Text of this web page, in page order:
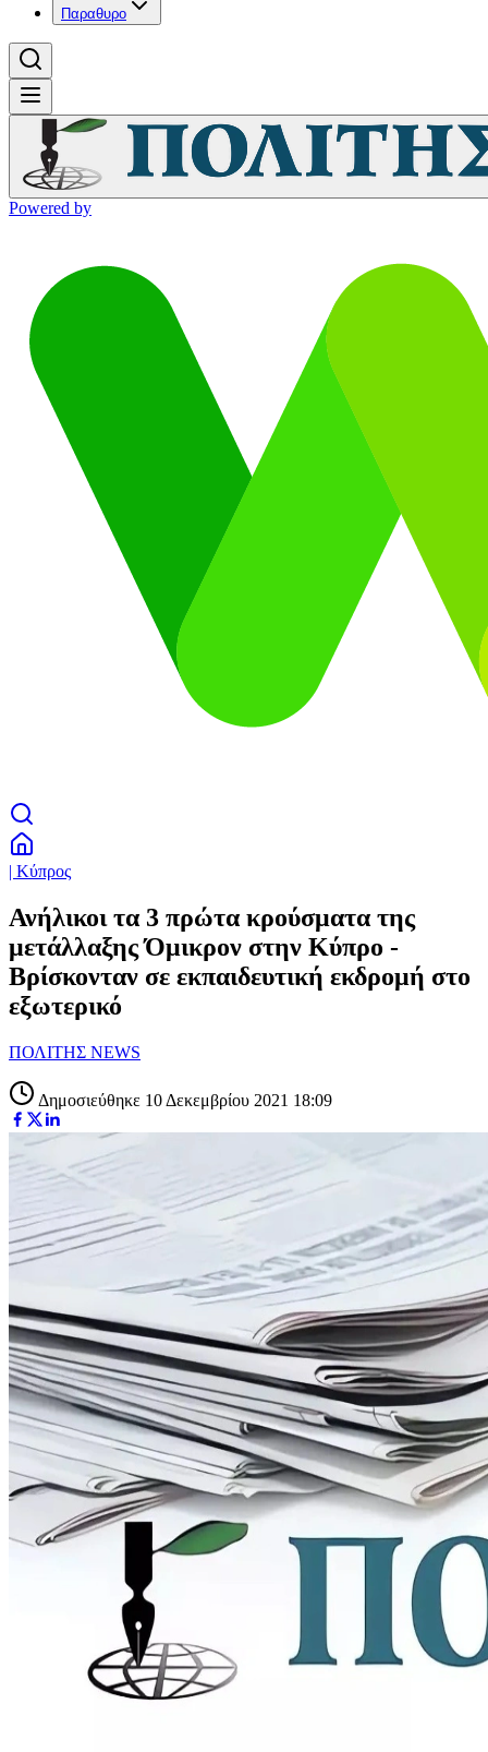
Παραθυρο
Powered by
| Κύπρος
Ανήλικοι τα 3 πρώτα κρούσματα της
μετάλλαξης Όμικρον στην Κύπρο -
Βρίσκονταν σε εκπαιδευτική εκδρομή στο
εξωτερικό
ΠΟΛΙΤΗΣ NEWS
Δημοσιεύθηκε 10 Δεκεμβρίου 2021 18:09